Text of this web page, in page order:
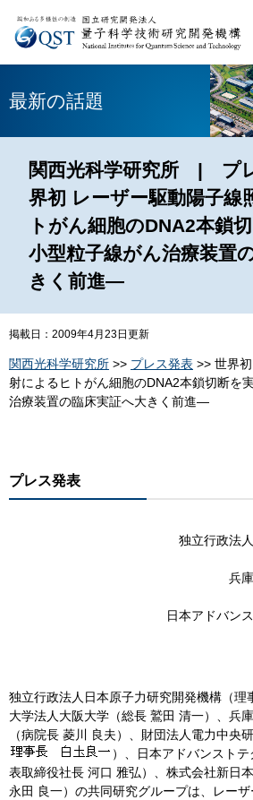
最新の話題
関西光科学研究所 | プ
界初 レーザー駆動陽子線
トがん細胞のDNA2本鎖
小型粒子線がん治療装置
きく前進―
掲載日：2009年4月23日更新
関西光科学研究所 >> プレス発表 >> 世界
射によるヒトがん細胞のDNA2本鎖切断を
治療装置の臨床実証へ大きく前進―
プレス発表
独立行政法
兵
日本アドバン
独立行政法人日本原子力研究開発機構（理
大学法人大阪大学（総長 鷲田 清一）、兵
（病院長 菱川 良夫）、財団法人電力中央
）、日本アドバンスト
表取締役社長 河口 雅弘）、株式会社新日
永田 良一）の共同研究グループは、レー